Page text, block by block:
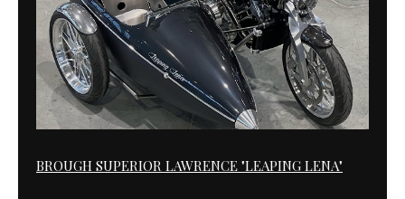
BROUGH SUPERIOR LAWRENCE "LEAPING LENA"